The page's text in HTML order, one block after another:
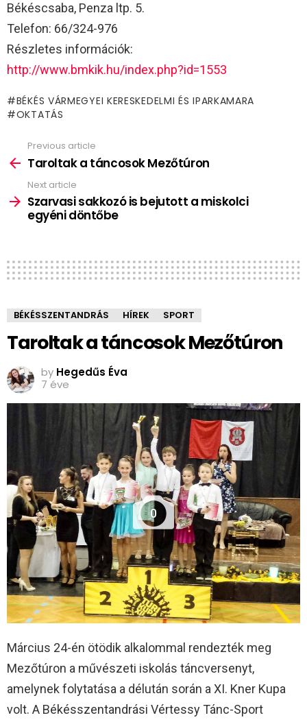
Békéscsaba, Penza ltp. 5.
Telefon: 66/324-976
Részletes információk:
http://www.bmkik.hu/index.php?id=1553
BÉKÉS VÁRMEGYEI KERESKEDELMI ÉS IPARKAMARA
OKTATÁS
more
Previous article
Taroltak a táncosok Mezőtúron
Next article
Szarvasi sakkozó is bejutott a miskolci
egyéni döntőbe
BÉKÉSSZENTANDRÁS HÍREK SPORT
Taroltak a táncosok Mezőtúron
by Hegedűs Éva
7 éve
0
Március 24-én ötödik alkalommal rendezték meg
Mezőtúron a művészeti iskolás táncversenyt,
amelynek folytatása a délután során a XI. Kner Kupa
volt. A Békésszentandrási Vértessy Tánc-Sport